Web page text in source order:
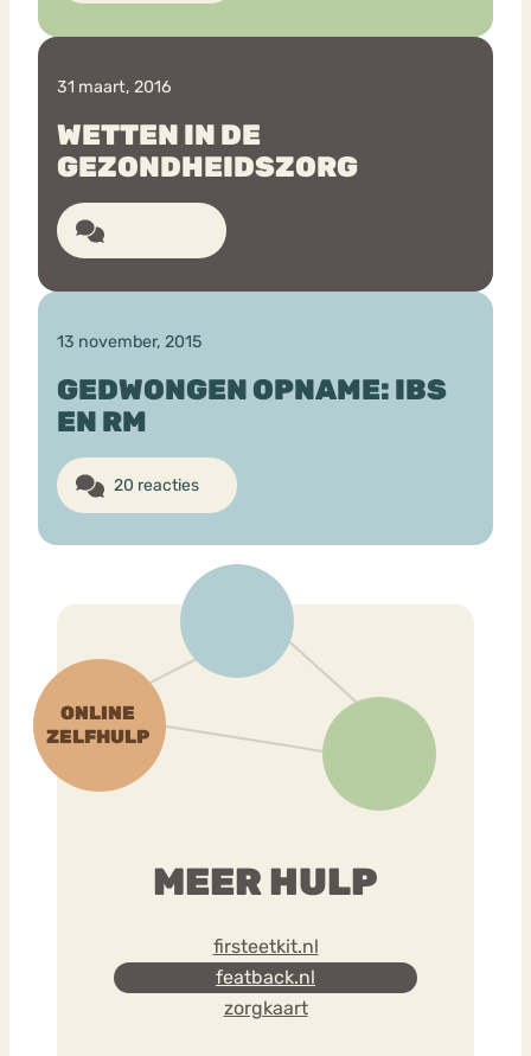
31 maart, 2016
WETTEN IN DE
GEZONDHEIDSZORG
13 november, 2015
GEDWONGEN OPNAME: IBS
EN RM
20 reacties
MEER HULP
firsteetkit.nl
featback.nl
zorgkaart